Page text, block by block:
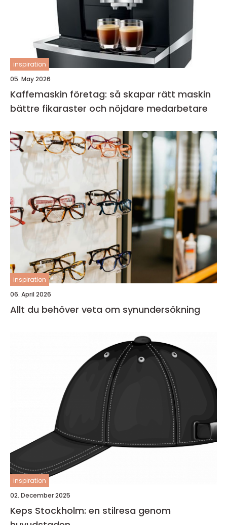
inspiration
05. May 2026
Kaffemaskin företag: så skapar rätt maskin
bättre fikaraster och nöjdare medarbetare
inspiration
06. April 2026
Allt du behöver veta om synundersökning
inspiration
02. December 2025
Keps Stockholm: en stilresa genom